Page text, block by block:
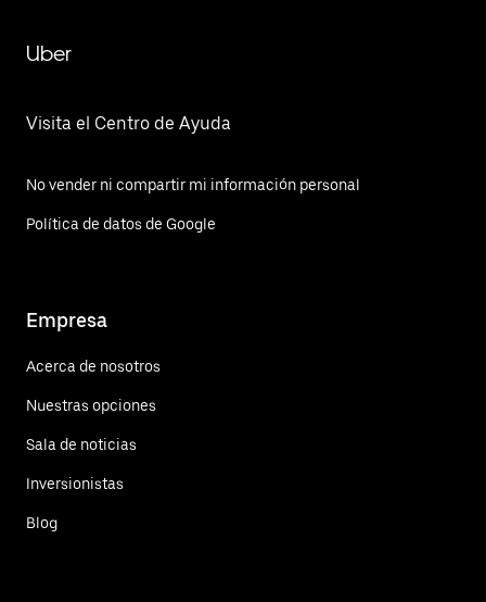
Uber
Visita el Centro de Ayuda
No vender ni compartir mi información personal
Política de datos de Google
Empresa
Acerca de nosotros
Nuestras opciones
Sala de noticias
Inversionistas
Blog